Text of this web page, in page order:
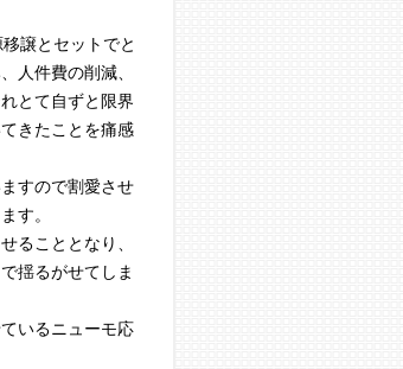
譲とセットでと
人件費の削減、
とて自ずと限界
きたことを痛感
すので割愛させ
す。
ることとなり、
揺るがせてしま
いるニューモ応